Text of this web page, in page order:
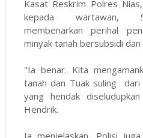
Kasat Reskrim Polres
kepada wartawan,
membenarkan perihal
minyak tanah bersubsidi
"Ia benar. Kita
tanah dan Tuak suling dari
yang hendak
Hendrik.